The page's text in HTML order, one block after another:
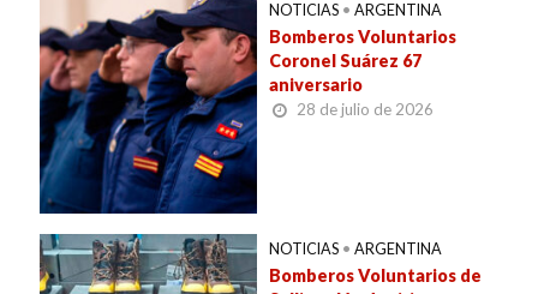
NOTICIAS • ARGENTINA
Bomberos Voluntarios
Coronel Suárez 67
aniversario
28 de julio de 2026
NOTICIAS • ARGENTINA
Bomberos Voluntarios de